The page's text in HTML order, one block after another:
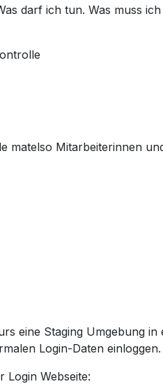
darf ich tun. Was muss
matelso Mitarbeiterinnen
eine Staging Umgebung
Login-Daten einloggen.
Login Webseite: